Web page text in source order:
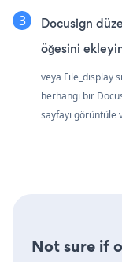
Docusign
öğesini
veya File_display
herhangi bir
sayfayı görüntüle
Not sure if